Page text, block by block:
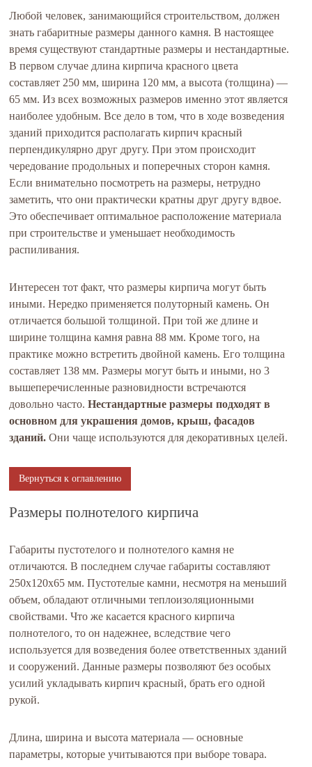
Любой человек, занимающийся строительством, должен
знать габаритные размеры данного камня. В настоящее
время существуют стандартные размеры и нестандартные.
В первом случае длина кирпича красного цвета
составляет 250 мм, ширина 120 мм, а высота (толщина) —
65 мм. Из всех возможных размеров именно этот является
наиболее удобным. Все дело в том, что в ходе возведения
зданий приходится располагать кирпич красный
перпендикулярно друг другу. При этом происходит
чередование продольных и поперечных сторон камня.
Если внимательно посмотреть на размеры, нетрудно
заметить, что они практически кратны друг другу вдвое.
Это обеспечивает оптимальное расположение материала
при строительстве и уменьшает необходимость
распиливания.
Интересен тот факт, что размеры кирпича могут быть
иными. Нередко применяется полуторный камень. Он
отличается большой толщиной. При той же длине и
ширине толщина камня равна 88 мм. Кроме того, на
практике можно встретить двойной камень. Его толщина
составляет 138 мм. Размеры могут быть и иными, но 3
вышеперечисленные разновидности встречаются
довольно часто.Нестандартные размеры подходят в
основном для украшения домов, крыш, фасадов
зданий.Они чаще используются для декоративных целей.
Вернуться к оглавлению
Размеры полнотелого кирпича
Габариты пустотелого и полнотелого камня не
отличаются. В последнем случае габариты составляют
250х120х65 мм. Пустотелые камни, несмотря на меньший
объем, обладают отличными теплоизоляционными
свойствами. Что же касается красного кирпича
полнотелого, то он надежнее, вследствие чего
используется для возведения более ответственных зданий
и сооружений. Данные размеры позволяют без особых
усилий укладывать кирпич красный, брать его одной
рукой.
Длина, ширина и высота материала — основные
параметры, которые учитываются при выборе товара.